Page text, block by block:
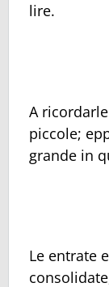
lire.
A
piccole;
grande in
Le entrate